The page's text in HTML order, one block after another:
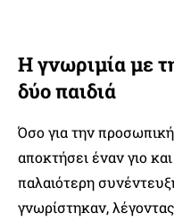
Η γνωριμία με
δύο παιδιά
Όσο για την
αποκτήσει έναν γιο
παλαιότερη
γνωρίστηκαν,